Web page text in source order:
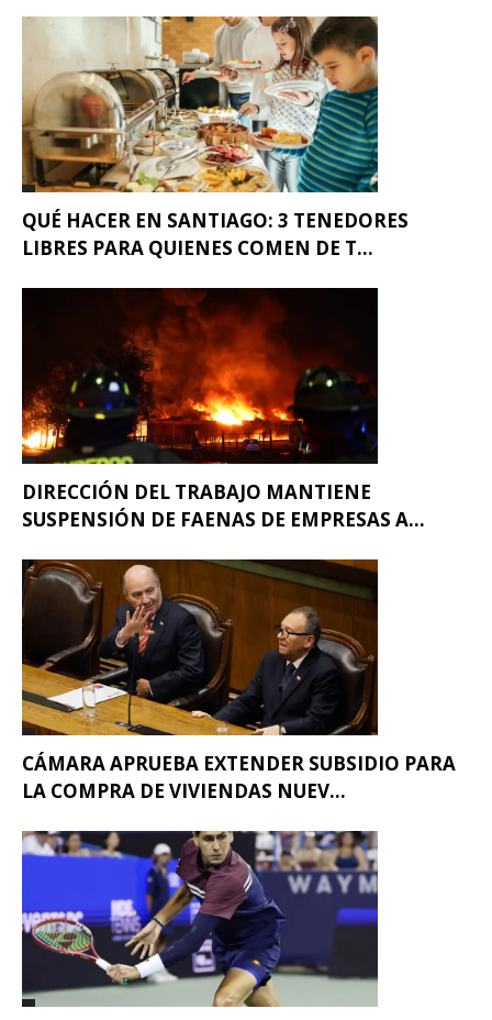
QUÉ HACER EN SANTIAGO: 3 TENEDORES
LIBRES PARA QUIENES COMEN DE T...
DIRECCIÓN DEL TRABAJO MANTIENE
SUSPENSIÓN DE FAENAS DE EMPRESAS A...
CÁMARA APRUEBA EXTENDER SUBSIDIO PARA
LA COMPRA DE VIVIENDAS NUEV...